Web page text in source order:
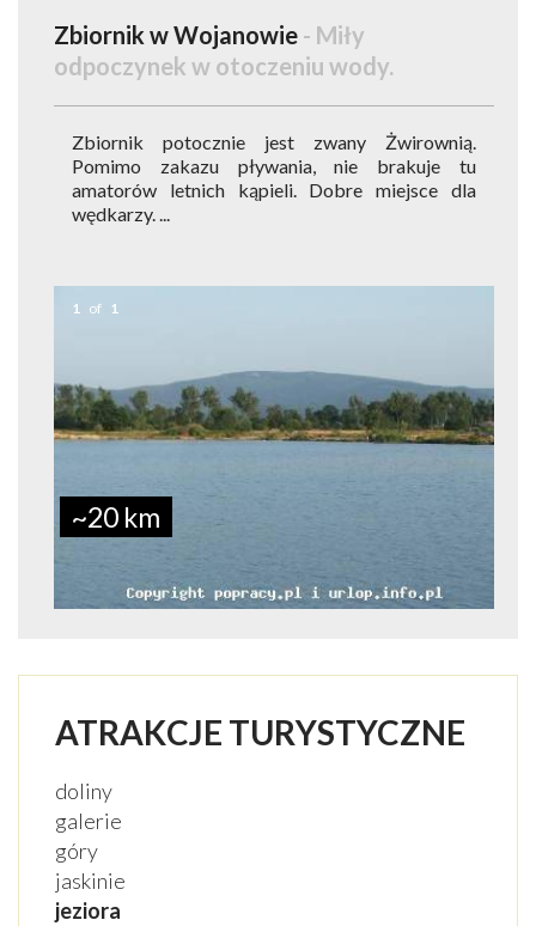
Zbiornik w Wojanowie - Miły
odpoczynek w otoczeniu wody.
Zbiornik potocznie jest zwany Żwirownią.
Pomimo zakazu pływania, nie brakuje tu
amatorów letnich kąpieli. Dobre miejsce dla
wędkarzy. ...
1 of 1
~20 km
ATRAKCJE TURYSTYCZNE
doliny
galerie
góry
jaskinie
jeziora